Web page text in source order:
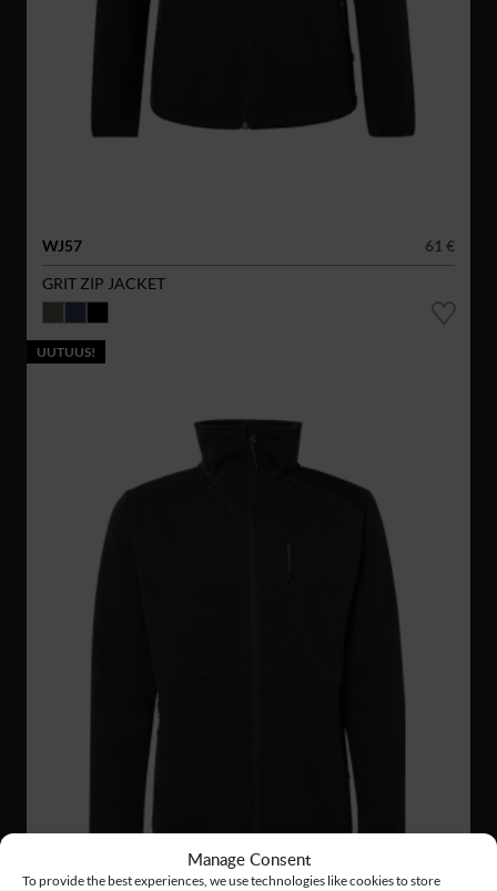
Manage Consent
To provide the best experiences, we use technologies like cookies to store
WJ57
61 €
GRIT ZIP JACKET
UUTUUS!